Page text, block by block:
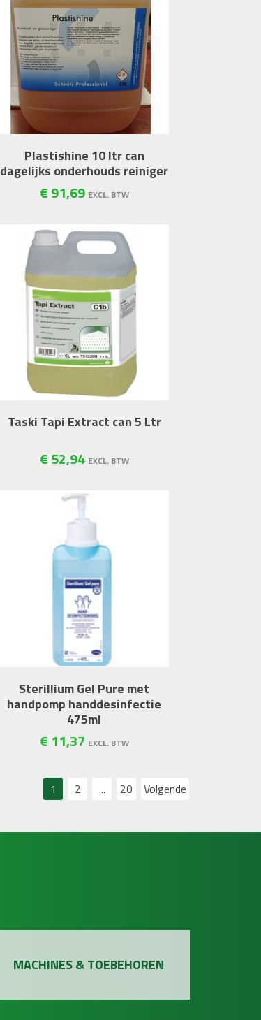
Plastishine 10 ltr can
dagelijks onderhouds reiniger
€91,69 EXCL. BTW
Taski Tapi Extract can 5 Ltr
€52,94 EXCL. BTW
Sterillium Gel Pure met
handpomp handdesinfectie
475ml
€ 11,37 EXCL. BTW
1 2 ... 20 Volgende
MACHINES & TOEBEHOREN